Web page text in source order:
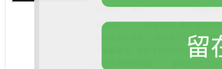
豆瓣评分：暂无
豆瓣短评
剧情介绍：
当朝官员的事件， “凤印案”引起朝中异
了串联密谋。而赶考科举的狄仁杰（周
一桩离奇的杀人案。 本剧由狄仁杰查
.......... 展开更多
留